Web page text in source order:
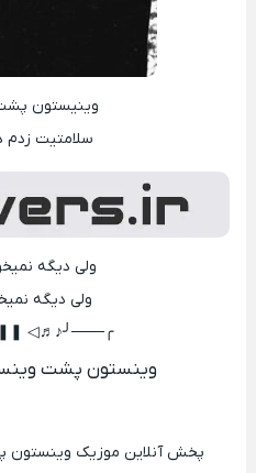
وینیستون
سلامتیت
ولی دیگه
ولی دیگه
▷♬♪╰───╮
وینستون پشت
پخش آنلاین موزیک